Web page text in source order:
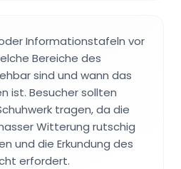
Informationstafeln vor
Bereiche des
sind und wann das
ist. Besucher sollten
tragen, da die
Witterung rutschig
und die Erkundung des
erfordert.